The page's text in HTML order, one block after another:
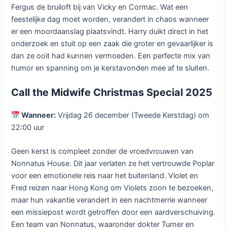
Fergus de bruiloft bij van Vicky en Cormac. Wat een
feestelijke dag moet worden, verandert in chaos wanneer
er een moordaanslag plaatsvindt. Harry duikt direct in het
onderzoek en stuit op een zaak die groter en gevaarlijker is
dan ze ooit had kunnen vermoeden. Een perfecte mix van
humor en spanning om je kerstavonden mee af te sluiten.
Call the Midwife Christmas Special 2025
Wanneer: Vrijdag 26 december (Tweede Kerstdag) om
22:00 uur
Geen kerst is compleet zonder de vroedvrouwen van
Nonnatus House. Dit jaar verlaten ze het vertrouwde Poplar
voor een emotionele reis naar het buitenland. Violet en
Fred reizen naar Hong Kong om Violets zoon te bezoeken,
maar hun vakantie verandert in een nachtmerrie wanneer
een missiepost wordt getroffen door een aardverschuiving.
Een team van Nonnatus, waaronder dokter Turner en